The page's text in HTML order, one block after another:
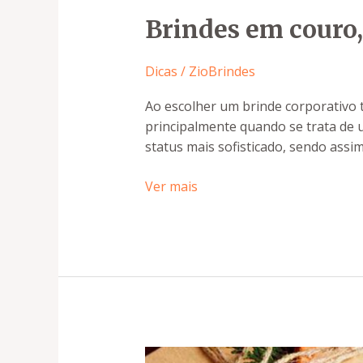
Brindes em
Dicas / ZioBrindes
Ao escolher um brinde corporativo
principalmente quando se trata de
status mais sofisticado, sendo
Ver mais
Como